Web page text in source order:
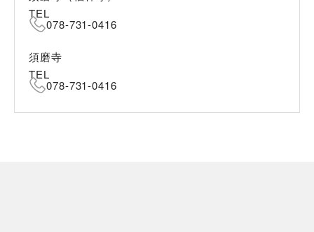
TEL
078-731-0416
須磨寺
TEL
078-731-0416